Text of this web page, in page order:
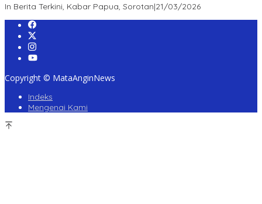
In Berita Terkini, Kabar Papua, Sorotan|21/03/2026
Copyright © MataAnginNews
Indeks
Mengenai Kami